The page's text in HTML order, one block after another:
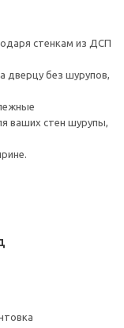
стенкам из ДСП
дверцу без шурупов,
ваших стен шурупы,